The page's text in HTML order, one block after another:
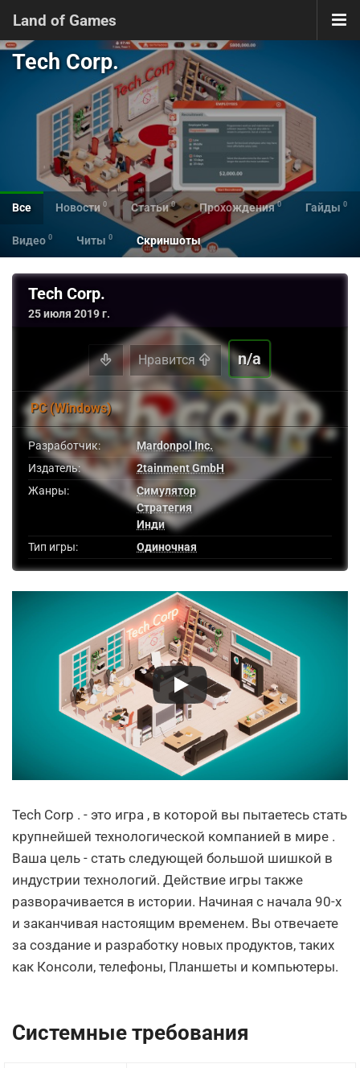
Land of Games
Tech Corp.
Все Новости 0 Статьи 0 Прохождения 0 Гайды 0
Видео 0 Читы 0 Скриншоты
Tech Corp.
25 июля 2019 г.
Нравится n/a
PC (Windows)
Разработчик:
Mardonpol Inc.
Издатель:
2tainment GmbH
Жанры:
Симулятор
Стратегия
Инди
Тип игры:
Одиночная
Tech Corp . - это игра , в которой вы пытаетесь стать
крупнейшей технологической компанией в мире .
Ваша цель - стать следующей большой шишкой в
индустрии технологий. Действие игры также
разворачивается в истории. Начиная с начала 90-х
и заканчивая настоящим временем. Вы отвечаете
за создание и разработку новых продуктов, таких
как Консоли, телефоны, Планшеты и компьютеры.
Системные требования